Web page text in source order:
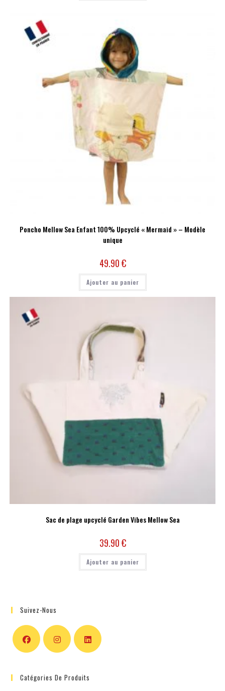
Poncho Mellow Sea Enfant 100% Upcyclé « Mermaid » – Modèle
unique
49.90€
Ajouter au panier
Sac de plage upcyclé Garden Vibes Mellow Sea
39.90€
Ajouter au panier
Suivez-Nous
Catégories De Produits